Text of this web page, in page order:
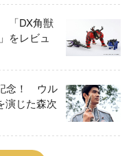
「DX角獣
をレビュ
念！ ウル
演じた森次